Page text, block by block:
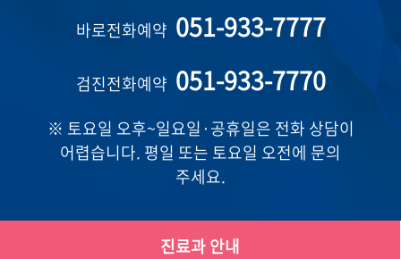
바로전화예약 051-933-7777
검진전화예약 051-933-7770
※ 토요일 오후~일요일·공휴일은 전화 상담이
어렵습니다. 평일 또는 토요일 오전에 문의
주세요.
진료과 안내